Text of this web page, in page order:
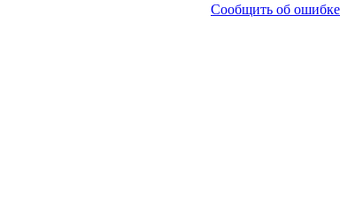
Сообщить об ошибке